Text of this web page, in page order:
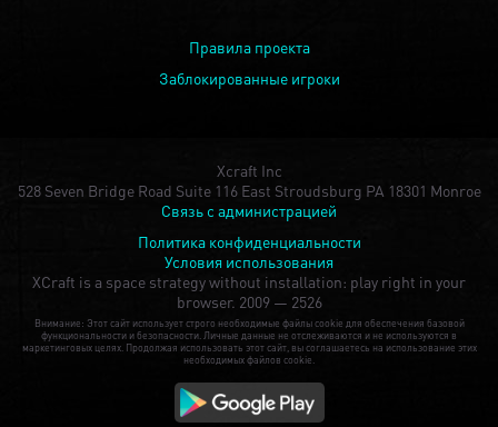
Правила проекта
Заблокированные игроки
Xcraft Inc
528 Seven Bridge Road Suite 116 East Stroudsburg PA 18301 Monroe
Связь с администрацией
Политика конфиденциальности
Условия использования
XCraft is a space strategy without installation: play right in your
browser. 2009 — 2526
Внимание: Этот сайт использует строго необходимые файлы cookie для обеспечения базовой
функциональности и безопасности. Личные данные не отслеживаются и не используются в
маркетинговых целях. Продолжая использовать этот сайт, вы соглашаетесь на использование этих
необходимых файлов cookie.